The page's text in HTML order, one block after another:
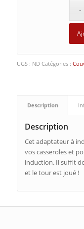
UGS : ND Catégories :
Description
Description
Cet adaptateur à
vos casseroles et
induction. Il suffit
et le tour est joué !